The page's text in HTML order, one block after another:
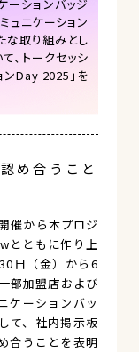
ーションバッジ
ュニケーション
な取り組みとし
、トークセッシ
ンDay 2025」を
め合うこと
催から本プロジ
とともに作り上
日（金）から6
部加盟店および
ケーションバッ
て、社内掲示板
合うことを表明